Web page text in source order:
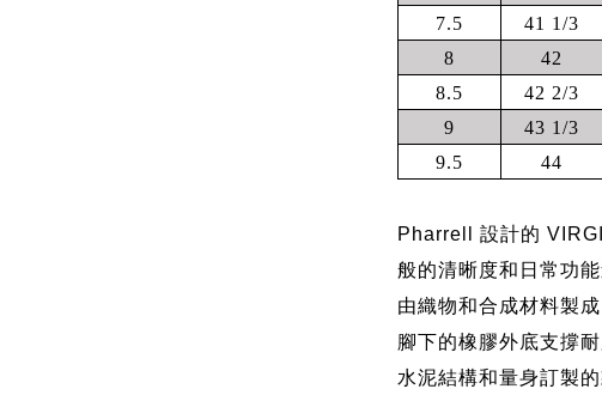
7.5
41 1/3
8
42
8.5
42 2/3
9
43 1/3
9.5
44
Pharrell 設計的
般的清晰度和日常功
由織物和合成材料製
腳下的橡膠外底支撐
水泥結構和量身訂製